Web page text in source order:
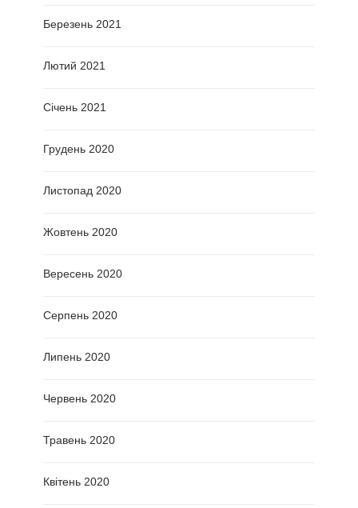
Березень 2021
Лютий 2021
Січень 2021
Грудень 2020
Листопад 2020
Жовтень 2020
Вересень 2020
Серпень 2020
Липень 2020
Червень 2020
Травень 2020
Квітень 2020